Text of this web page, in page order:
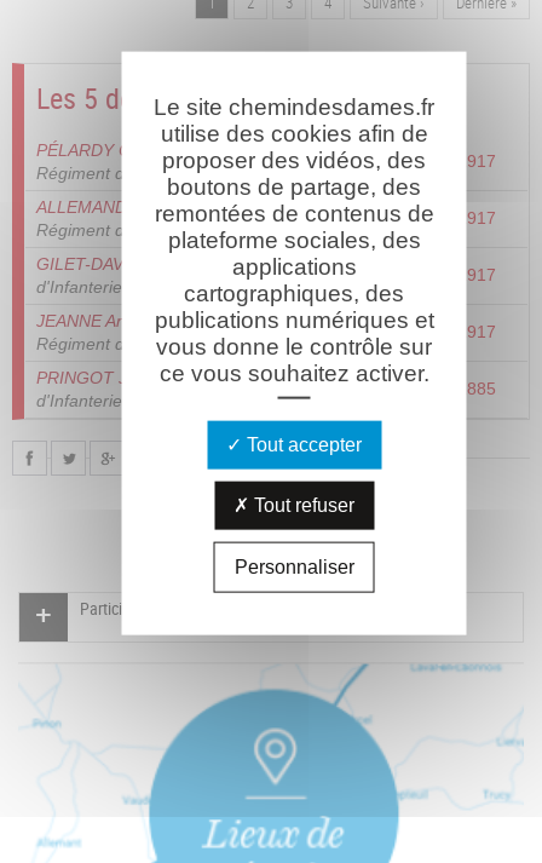
Les 5 derniers combattants
PÉLARDY Célestin Augustin
- 10ème
Régiment d'Artillerie à Pied
13/07/1917
ALLEMANDOU Martial- 291ème
Régiment d'Infanterie Territoriale
13/07/1917
GILET-DAVID Pierre
- 291ème Régiment
d'Infanterie Territoriale
13/07/1917
JEANNE André Auguste Louis- 74e
Régiment d'Infanterie
14/07/1917
PRINGOT Julien Célestin- 155e Régiment
d'Infanterie
13/07/1885
Participer à l'indexation du Mémorial virtuel
Le site chemindesdames.fr
utilise des cookies afin de
proposer des vidéos, des
boutons de partage, des
remontées de contenus de
plateforme sociales, des
applications
cartographiques, des
publications numériques et
vous donne le contrôle sur
ce vous souhaitez activer.
Tout accepter
Tout refuser
Personnaliser